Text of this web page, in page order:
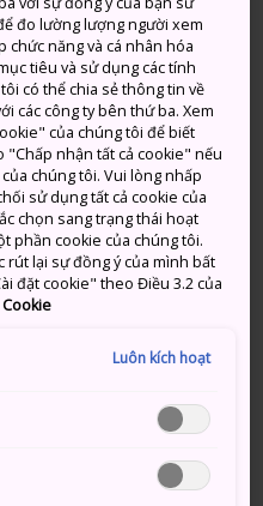
tòa nhà đã được
cấp cho du khách trải
thực đến một trong
của Nhật Bản.
hoàn hảo với chiếu
đo lường lượng người xem
chức năng và cá nhân hóa
tiêu và sử dụng các tính
có thể chia sẻ thông tin về
các công ty bên thứ ba. Xem
của chúng tôi để biết
nhận tất cả cookie" nếu
chúng tôi. Vui lòng nhấp
sử dụng tất cả cookie của
chọn sang trạng thái hoạt
phần cookie của chúng tôi.
rút lại sự đồng ý của mình bất
đặt cookie" theo Điều 3.2 của
Luôn kích hoạt